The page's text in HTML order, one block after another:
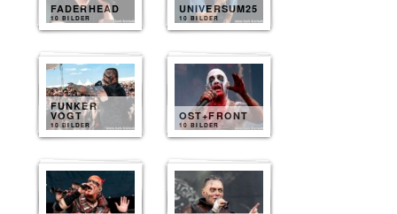
FADERHEAD
10 BILDER
UNIVERSUM25
10 BILDER
FUNKER
VOGT
10 BILDER
OST+FRONT
10 BILDER